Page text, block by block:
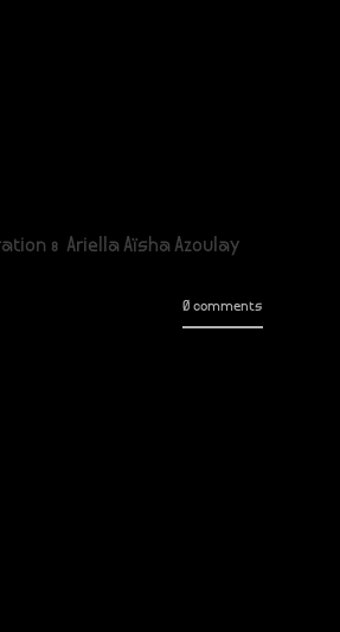
: Ariella Aïsha Azoulay
0 comments